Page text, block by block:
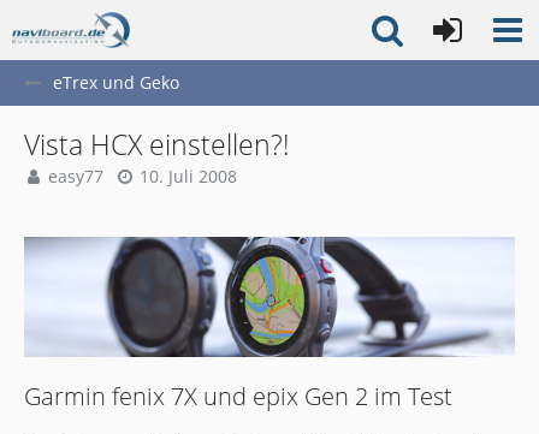
eTrex und Geko
Vista HCX einstellen?!
easy77 10. Juli 2008
Garmin fenix 7X und epix Gen 2 im Test